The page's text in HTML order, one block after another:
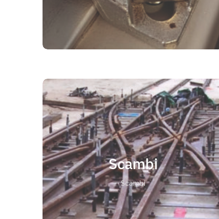
LEGGI TUTTO
Scambi
Scambi
SCAMBI
VALENTE S.p.A. vanta una consolidata esperienza
ed una lunga tradizione nell’engineering e nella
produzione di questi fondamentali componenti
del il trasporto ferroviario: scambi, deviatoi, gare
californiane sono specificamente progettati per
ferrovie, tunnelling e applicazioni minerarie.
LEGGI TUTTO